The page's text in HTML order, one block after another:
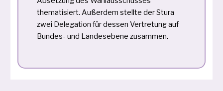
thematisiert. Außerdem stellte der Stura
zwei Delegation für dessen Vertretung auf
Bundes- und Landesebene zusammen.